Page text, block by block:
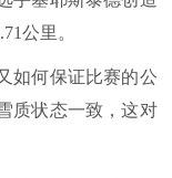
公里。
何保证比赛的公
质状态一致，这对